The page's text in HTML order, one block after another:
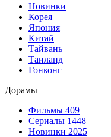
Новинки
Корея
Япония
Китай
Тайвань
Таиланд
Гонконг
Дорамы
Фильмы 409
Сериалы 1448
Новинки 2025